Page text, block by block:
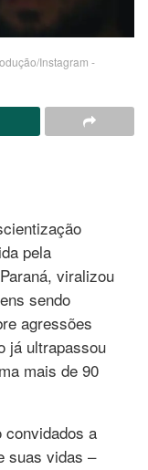
Instagram -
pela
viralizou
sendo
agressões
já ultrapassou
mais de 90
a
suas vidas –